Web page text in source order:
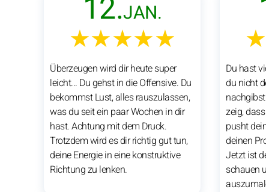
12.JAN.
★★★★★
Überzeugen wird dir heute super
leicht... Du gehst in die Offensive. Du
bekommst Lust, alles rauszulassen,
was du seit ein paar Wochen in dir
hast. Achtung mit dem Druck.
Trotzdem wird es dir richtig gut tun,
deine Energie in eine konstruktive
Richtung zu lenken.
Du hast
du nicht
zeig,
pusht
deinen
Jetzt ist
schauen